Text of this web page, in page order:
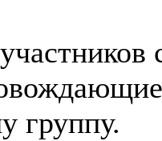
группу.